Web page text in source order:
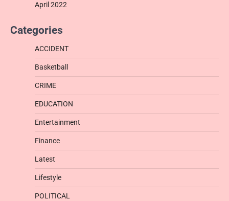
April 2022
Categories
ACCIDENT
Basketball
CRIME
EDUCATION
Entertainment
Finance
Latest
Lifestyle
POLITICAL